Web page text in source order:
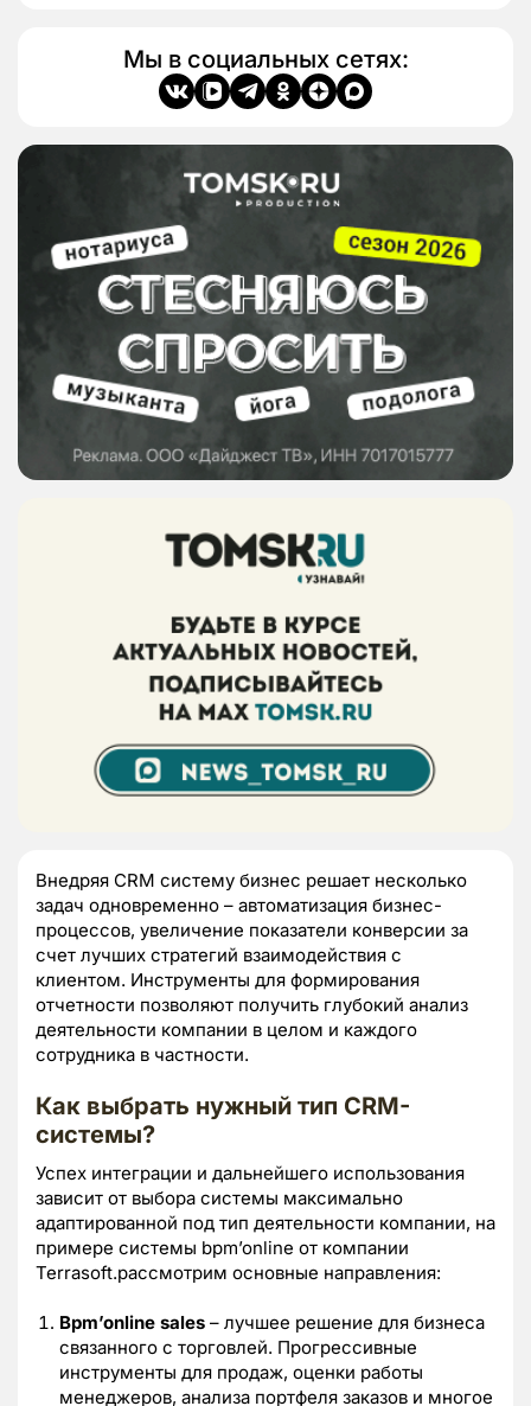
Мы в социальных сетях:
Внедряя CRM систему бизнес решает несколько
задач одновременно – автоматизация бизнес-
процессов, увеличение показатели конверсии за
счет лучших стратегий взаимодействия с
клиентом. Инструменты для формирования
отчетности позволяют получить глубокий анализ
деятельности компании в целом и каждого
сотрудника в частности.
Как выбрать нужный тип CRM-
системы?
Успех интеграции и дальнейшего использования
зависит от выбора системы максимально
адаптированной под тип деятельности компании, на
примере системы bpm’online от компании
Terrasoft.рассмотрим основные направления:
Bpm’online sales – лучшее решение для бизнеса
связанного с торговлей. Прогрессивные
инструменты для продаж, оценки работы
менеджеров, анализа портфеля заказов и многое